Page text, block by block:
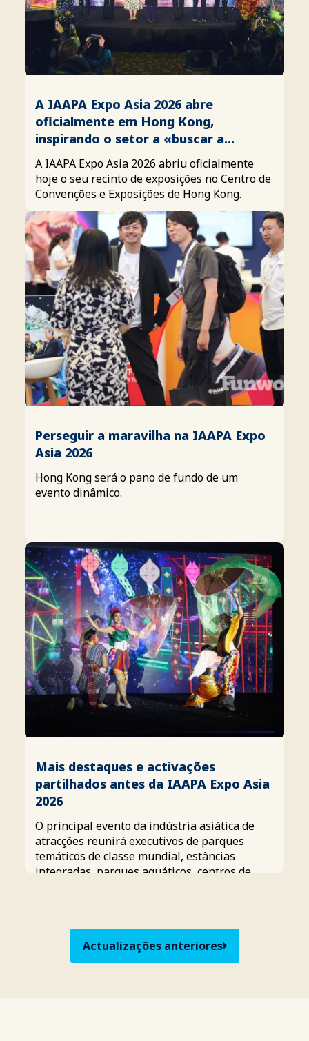
A IAAPA Expo Asia 2026 abre
oficialmente em Hong Kong,
inspirando o setor a «buscar a
maravilha»
A IAAPA Expo Asia 2026 abriu oficialmente
hoje o seu recinto de exposições no Centro de
Convenções e Exposições de Hong Kong.
Perseguir a maravilha na IAAPA Expo
Asia 2026
Hong Kong será o pano de fundo de um
evento dinâmico.
Mais destaques e activações
partilhados antes da IAAPA Expo Asia
2026
O principal evento da indústria asiática de
atracções reunirá executivos de parques
temáticos de classe mundial, estâncias
integradas, parques aquáticos, centros de
Actualizações anteriores